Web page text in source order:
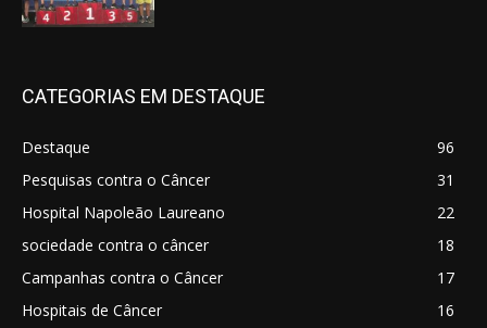
CATEGORIAS EM DESTAQUE
Destaque
96
Pesquisas contra o Câncer
31
Hospital Napoleão Laureano
22
sociedade contra o câncer
18
Campanhas contra o Câncer
17
Hospitais de Câncer
16